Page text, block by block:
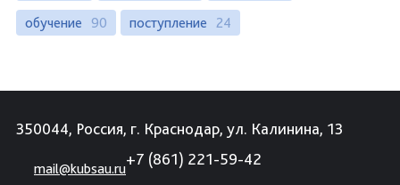
обучение 90 поступление 24
350044, Россия, г. Краснодар, ул. Калинина, 13
mail@kubsau.ru
+7 (861) 221-59-42